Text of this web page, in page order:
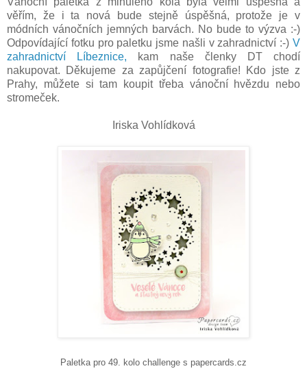
věřím, že i ta nová bude stejně úspěšná, protože je v
módních vánočních jemných barvách. No bude to výzva :-)
Odpovídající fotku pro paletku jsme našli v zahradnictví :-) V
zahradnictví Líbeznice, kam naše členky DT chodí
nakupovat. Děkujeme za zapůjčení fotografie! Kdo jste z
Prahy, můžete si tam koupit třeba vánoční hvězdu nebo
stromeček.
Iriska Vohlídková
Paletka pro 49. kolo challenge s papercards.cz